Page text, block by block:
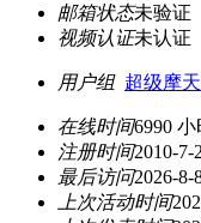
邮箱状态未验证
视频认证未认证
用户组 超级摩
在线时间6990 小
注册时间2010-7-
最后访问2026-8-
上次活动时间